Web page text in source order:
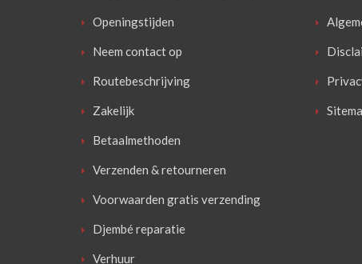
Openingstijden
Neem contact op
Routebeschrijving
Zakelijk
Betaalmethoden
Verzenden & retourneren
Voorwaarden gratis verzending
Djembé reparatie
Verhuur